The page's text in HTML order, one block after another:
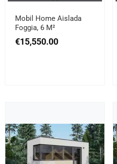
Mobil Home Aislada
Foggia, 6 M²
€15,550.00